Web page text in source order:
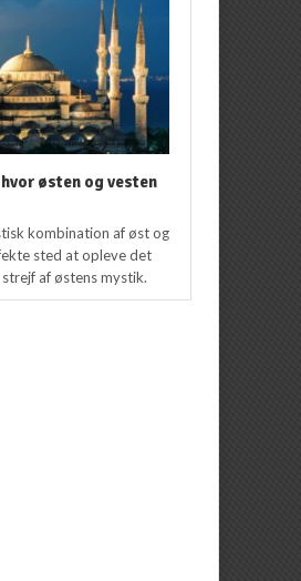
østen og vesten
kombination af øst og
sted at opleve det
af østens mystik.